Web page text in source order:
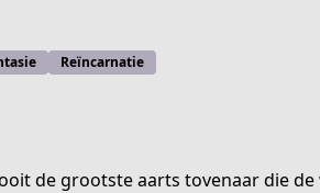
Reïncarnatie
de grootste aarts tovenaar die